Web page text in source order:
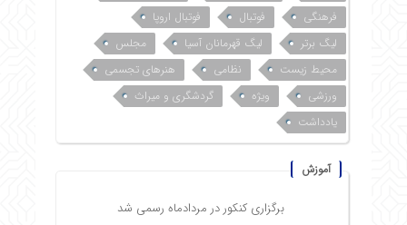
فرهنگی
فوتبال
فوتبال اروپا
لیگ برتر
لیگ قهرمانان آسیا
مجلس
محیط زیست
نظامی
هنرهای تجسمی
ورزشی
ویژه
گردشگری و میراث
یادداشت
آموزش
برگزاری کنکور در مردادماه رسمی شد